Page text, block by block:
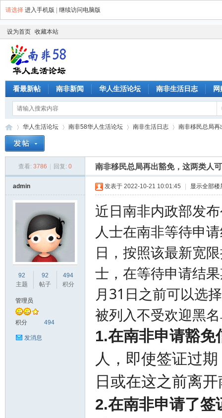
请选择 进入手机版 继续访问电脑版
设为首页 收藏本站
看最新帖 南非新闻 华人生活论坛 南非生活日志 网
华人生活论坛
›
南非58华人生活论坛
›
南非生活日志
›
南非移民总局再
查看: 3786 回复: 0 南非移民总局再出豁免，这两类人
admin
92
主题
92
帖子
494
积分
管理员
积分 494
发消息
发表于 2022-10-21 10:01:45 显示全部楼
近日南非内政部发
人士在南非等待申
日，按照该最新宽
士，在等待申请结
月31日之前可以选
被列入不受欢迎黑
1.在南非申请豁
人，即使签证过
日或在这之前离
2.在南非申请了签